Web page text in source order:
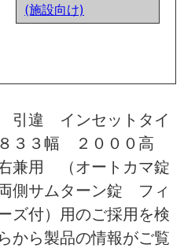
(施設向け)
引違 インセットタイ
３幅 ２０００高
兼用 （オートカマ錠
側サムターン錠 フィ
ズ付）用のご採用を検
から製品の情報がご覧